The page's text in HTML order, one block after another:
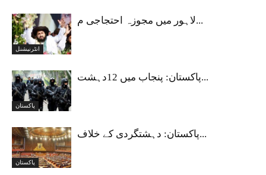
انٹرنیشنل
لاہور میں مجوزہ احتجاجی م...
پاکستان
پاکستان: پنجاب میں 12دہشت...
پاکستان
پاکستان: دہشتگردی کے خلاف...